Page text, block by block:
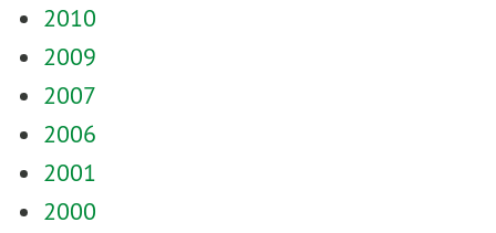
2010
2009
2007
2006
2001
2000